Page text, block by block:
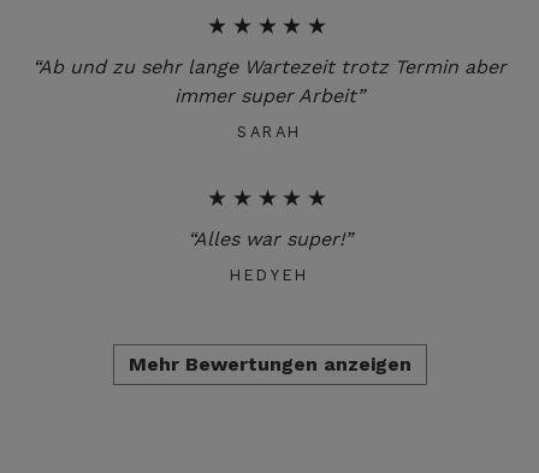
★★★★★
“Ab und zu sehr lange Wartezeit trotz Termin aber
immer super Arbeit”
SARAH
★★★★★
“Alles war super!”
HEDYEH
Mehr Bewertungen anzeigen